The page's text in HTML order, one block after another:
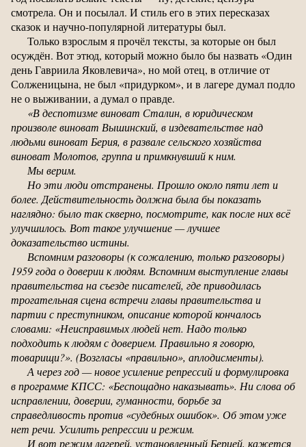
смотрела. Он и посылал. И стиль его в этих пересказах
сказок и научно-популярной литературы был.
Только взрослым я прочёл тексты, за которые он был
осуждён. Вот этюд, который можно было бы назвать «Один
день Гавриила Яковлевича», но мой отец, в отличие от
Солженицына, не был «придурком», и в лагере думал подло
не о выживании, а думал о правде.
«В деспотизме виноват Сталин, в юридическом
произволе виноват Вышинский, в издевательстве над
людьми виноват Берия, в развале сельского хозяйства
виноват Молотов, группа и примкнувший к ним.
Мы верим.
Но эти люди отстранены. Прошло около пяти лет и
более. Действительность должна была бы показать
наглядно: было так скверно, посмотрите, как после них всё
улучшилось. Вот такое улучшение — лучшее
доказательство истины.
Вспомним разговоры (к сожалению, только разговоры)
1959 года о доверии к людям. Вспомним выступление главы
правительства на съезде писателей, где приводилась
трогательная сцена встречи главы правительства и
партии с преступником, описание которой кончалось
словами: «Неисправимых людей нет. Надо только
подходить к людям с доверием. Правильно я говорю,
товарищи?». (Возгласы «правильно», аплодисменты).
А через год — новое усиление репрессий и формулировка
в программе КПСС: «Беспощадно наказывать». Ни слова об
исправлении, доверии, гуманности, борьбе за
справедливость против «судебных ошибок». Об этом уже
нет речи. Усилить репрессии и режим.
И вот режим лагерей, установленный Берией, кажется